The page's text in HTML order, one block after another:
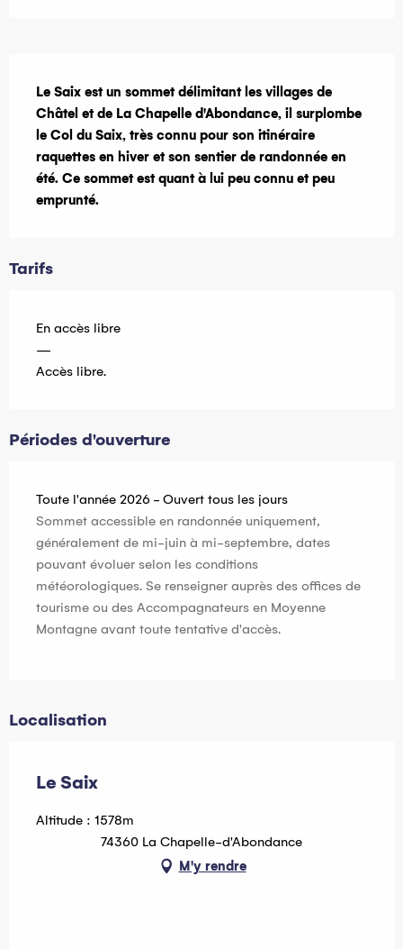
Le Saix est un sommet délimitant les villages de
Châtel et de La Chapelle d'Abondance, il surplombe
le Col du Saix, très connu pour son itinéraire
raquettes en hiver et son sentier de randonnée en
été. Ce sommet est quant à lui peu connu et peu
emprunté.
Tarifs
En accès libre
—
Accès libre.
Périodes d'ouverture
Toute l'année 2026 - Ouvert tous les jours
Sommet accessible en randonnée uniquement,
généralement de mi-juin à mi-septembre, dates
pouvant évoluer selon les conditions
météorologiques. Se renseigner auprès des offices de
tourisme ou des Accompagnateurs en Moyenne
Montagne avant toute tentative d'accès.
Localisation
Le Saix
Altitude : 1578m
74360 La Chapelle-d'Abondance
M'y rendre